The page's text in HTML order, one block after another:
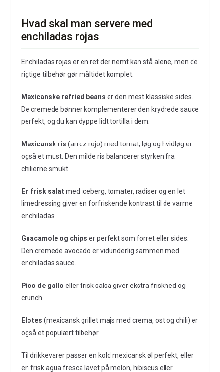
Hvad skal man servere med
enchiladas rojas
Enchiladas rojas er en ret der nemt kan stå alene, men de
rigtige tilbehør gør måltidet komplet.
Mexicanske refried beans er den mest klassiske sides.
De cremede bønner komplementerer den krydrede sauce
perfekt, og du kan dyppe lidt tortilla i dem.
Mexicansk ris (arroz rojo) med tomat, løg og hvidløg er
også et must. Den milde ris balancerer styrken fra
chilierne smukt.
En frisk salat med iceberg, tomater, radiser og en let
limedressing giver en forfriskende kontrast til de varme
enchiladas.
Guacamole og chips er perfekt som forret eller sides.
Den cremede avocado er vidunderlig sammen med
enchiladas sauce.
Pico de gallo eller frisk salsa giver ekstra friskhed og
crunch.
Elotes (mexicansk grillet majs med crema, ost og chili) er
også et populært tilbehør.
Til drikkevarer passer en kold mexicansk øl perfekt, eller
en frisk agua fresca lavet på melon, hibiscus eller